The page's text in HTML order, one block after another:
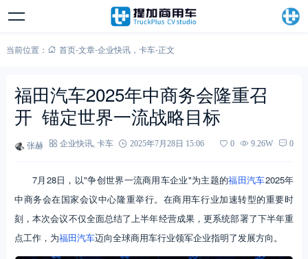
当前位置： 首页-文章-企业快讯， 卡车-正文
福田汽车2025年中商务会隆重召
开 锚定世界一流战略目标
张赫 企业快讯, 卡车 2025年7月28日 15:06 0 9.26W 0
7月28日，以"争创世界一流商用车企业"为主题的福田汽车2025年
中商务会在国家会议中心隆重举行。在商用车行业加速转型的重要时
刻，本次会议不仅全面总结了上半年经营成果，更系统部署了下半年重
点工作，为福田汽车迈向全球商用车行业领军企业指明了发展方向。